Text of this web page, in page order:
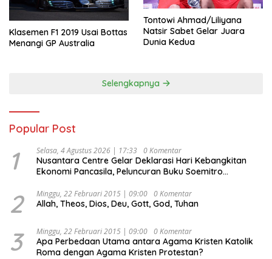
Klasemen F1 2019 Usai Bottas
Menangi GP Australia
Tontowi Ahmad/Liliyana
Natsir Sabet Gelar Juara
Dunia Kedua
Selengkapnya
Popular Post
1 Selasa, 4 Agustus 2026 | 17:33 0 Komentar
Nusantara Centre Gelar Deklarasi Hari Kebangkitan
Ekonomi Pancasila, Peluncuran Buku Soemitro
Ekonomi Politik Indonesia) & Simposium Nasional
“Urgensi Undang-Undang Perekonomian Nasional dan
Indonesia Emas 2045”,
2 Minggu, 22 Februari 2015 | 09:00 0 Komentar
Allah, Theos, Dios, Deu, Gott, God, Tuhan
3 Minggu, 22 Februari 2015 | 09:00 0 Komentar
Apa Perbedaan Utama antara Agama Kristen Katolik
Roma dengan Agama Kristen Protestan?